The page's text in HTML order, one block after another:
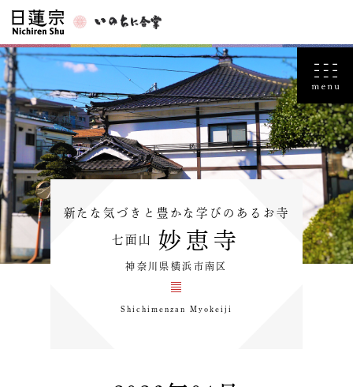
新たな気づきと豊かな学びのあるお寺
七面山 妙恵寺
神奈川県横浜市南区
Shichimenzan Myokeiji